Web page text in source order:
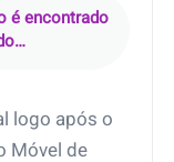
é encontrado
logo após o
Móvel de